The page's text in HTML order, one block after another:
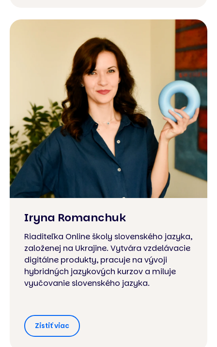
Iryna Romanchuk
Riaditeľka Online školy slovenského jazyka,
založenej na Ukrajine. Vytvára vzdelávacie
digitálne produkty, pracuje na vývoji
hybridných jazykových kurzov a miluje
vyučovanie slovenského jazyka.
Zistiť viac